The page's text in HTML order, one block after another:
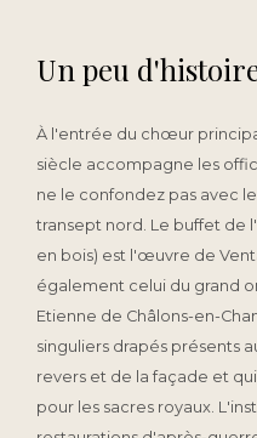
Un peu
À l'entrée du chœur
siècle accompagne les
ne le confondez pas avec
transept nord. Le buffet de
en bois) est l'œuvre de
également celui du grand
Etienne de Châlons-en-
singuliers drapés présents
revers et de la façade et
pour les sacres royaux.